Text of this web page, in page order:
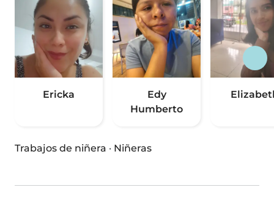
Ericka
Edy
Humberto
Trabajos de niñera · Niñeras